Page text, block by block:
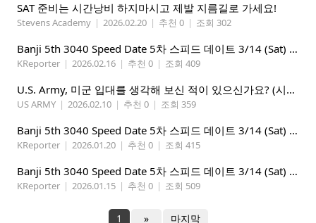
SAT 준비는 시간낭비 하지마시고 제발 지름길로 가세요!
Stevens Academy | 2026.02.20 | 추천 0 | 조회 302
Banji 5th 3040 Speed Date 5차 스피드 데이트 3/14 (Sat) 5-8PM
KReporter | 2026.02.16 | 추천 0 | 조회 409
U.S. Army, 미군 입대를 생각해 보신 적이 있으신가요? (시애틀 미군 입대)
US ARMY | 2026.02.10 | 추천 0 | 조회 359
Banji 5th 3040 Speed Date 5차 스피드 데이트 3/14 (Sat) 5-8PM
KReporter | 2026.01.20 | 추천 0 | 조회 415
Banji 5th 3040 Speed Date 5차 스피드 데이트 3/14 (Sat) 5-8PM
KReporter | 2026.01.15 | 추천 0 | 조회 509
1 » 마지막